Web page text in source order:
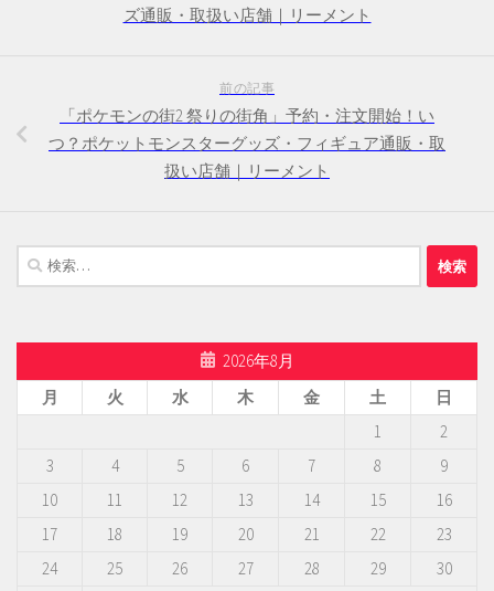
ズ通販・取扱い店舗｜リーメント
前の記事
「ポケモンの街2 祭りの街角」予約・注文開始！い
つ？ポケットモンスターグッズ・フィギュア通販・取
扱い店舗｜リーメント
検
索:
2026年8月
月
火 水 木 金 土
日
1
2
3
4 5 6 7 8
9
10
11 12 13 14 15
16
17
18 19 20 21 22
23
24
25 26 27 28 29
30